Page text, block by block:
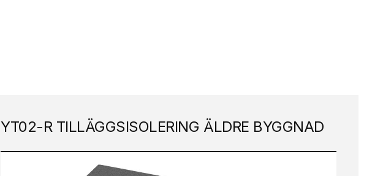
YT02-R TILLÄGGSISOLERING ÄLDRE BYGGNAD